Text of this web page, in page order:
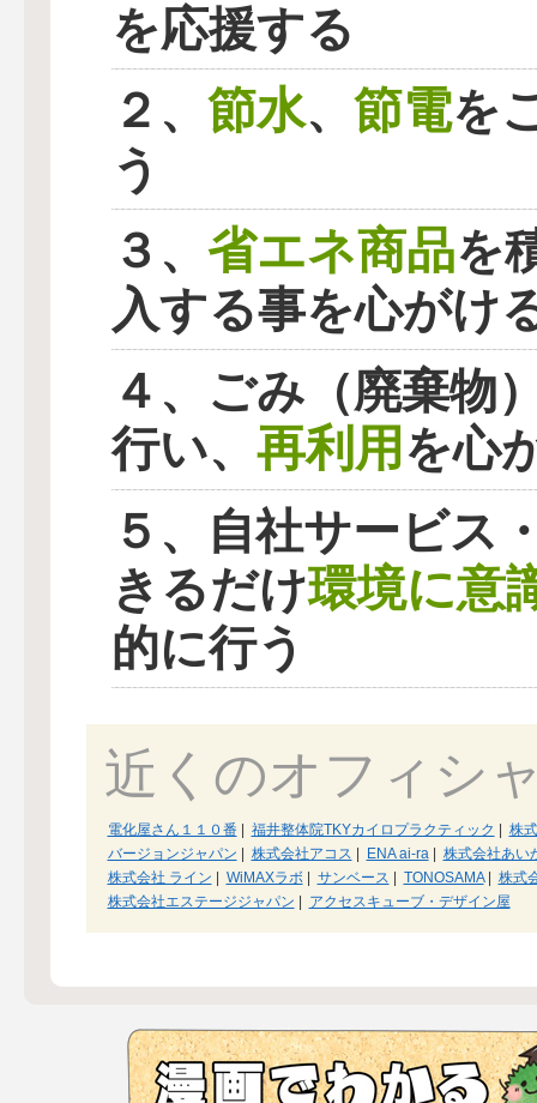
を応援する
２、 節水、 節電を
う
３、 省エネ商品を
入する事を心がけ
４、ごみ（廃棄物
行い、 再利用を心
５、自社サービス
きるだけ環境に意
的に行う
近くのオフィシ
電化屋さん１１０番| 福井整体院TKYカイロプラクティック
株
バージョンジャパン
株式会社アコス ENA ai-ra|
株式会社あい
株式会社 ライン
WiMAXラボ| サンベース TONOSAMA|
株式
株式会社エステージジャパン
アクセスキューブ・デザイン屋